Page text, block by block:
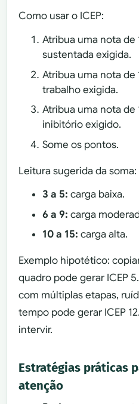
Como usar o ICEP:
Atribua uma nota de
sustentada exigida.
Atribua uma nota de
trabalho exigida.
Atribua uma nota de
inibitório exigido.
Some os pontos.
Leitura sugerida da soma:
3 a 5: carga baixa.
6 a 9: carga
10 a 15: carga alta.
Exemplo hipotético:
quadro pode gerar ICEP
com múltiplas etapas,
tempo pode gerar ICEP
intervir.
Estratégias práticas
atenção